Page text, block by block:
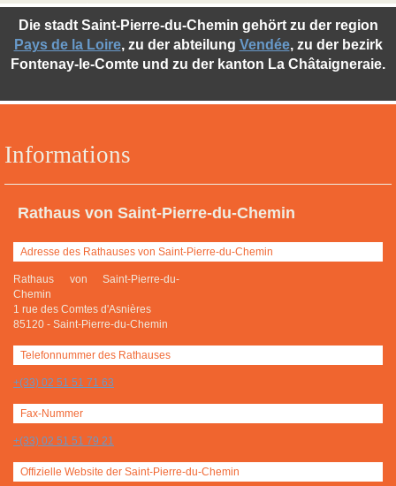
Informations
Rathaus von Saint-Pierre-du-Chemin
Adresse des Rathauses von Saint-Pierre-du-Chemin
Rathaus von Saint-Pierre-du-
Chemin
1 rue des Comtes d'Asnières
85120 - Saint-Pierre-du-Chemin
Telefonnummer des Rathauses
+(33) 02 51 51 71 63
Fax-Nummer
+(33) 02 51 51 79 21
Offizielle Website der Saint-Pierre-du-Chemin
Die stadt Saint-Pierre-du-Chemin gehört zu der region
Pays de la Loire, zu der abteilung Vendée, zu der bezirk
Fontenay-le-Comte und zu der kanton La Châtaigneraie.